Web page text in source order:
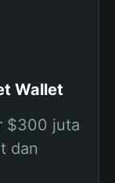
Wallet
$300 juta
dan